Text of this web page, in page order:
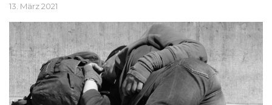
13. März 2021